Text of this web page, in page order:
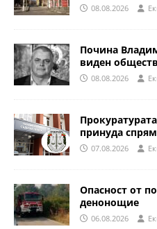
08.08.2026
Почина
виден
08.08.2026
принуда
07.08.2026
Опасност от
денонощие
06.08.2026